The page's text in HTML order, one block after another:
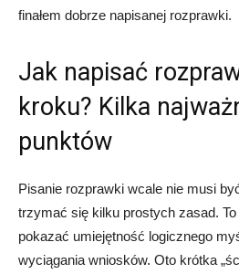
finałem dobrze napisanej rozprawki.
Jak napisać
kroku? Kilka
punktów
Pisanie rozprawki wcale nie musi
trzymać się kilku prostych zasad.
pokazać umiejętność logicznego
wyciągania wniosków. Oto krótka